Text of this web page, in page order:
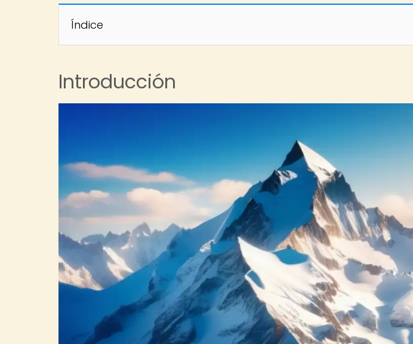
Índice
Introducción